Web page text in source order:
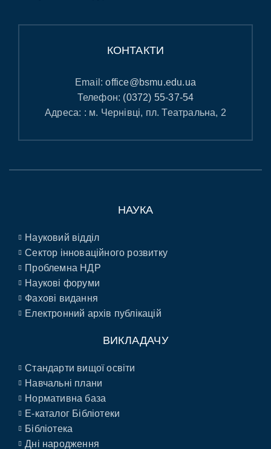
КОНТАКТИ
Email:office@bsmu.edu.ua
Телефон: (0372) 55-37-54
Адреса: : м. Чернівці, пл. Театральна, 2
НАУКА
Науковий відділ
Сектор інноваційного розвитку
Проблемна НДР
Наукові форуми
Фахові видання
Електронний архів публікацій
ВИКЛАДАЧУ
Стандарти вищої освіти
Навчальні плани
Нормативна база
E-каталог Бібліотеки
Бібліотека
Дні народження